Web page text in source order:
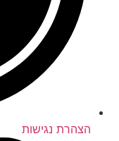
הצהרת נגישות